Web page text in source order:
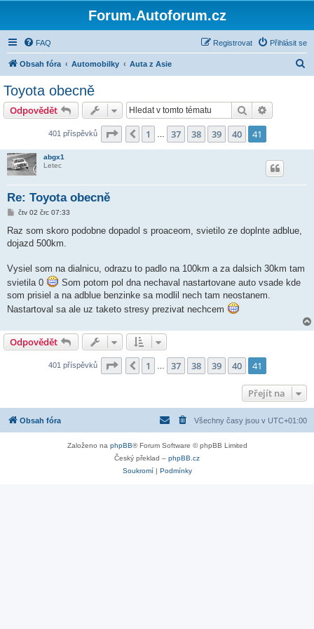
Forum.Autoforum.cz
FAQ Přihlásit se
Registrovat
Obsah fóra Automobilky Auta z Asie
Toyota obecně
Odpovědět Hledat
401 příspěvků Stránka 41 z41
Předchozí
1 37 38 39 40 41
abgx1
Letec
Re: Toyota obecně
P
í
p
e
k
čtv 02 črc 07:33
Raz som skoro podobne dopadol s proaceom, svietilo ze doplnte adblue,
dojazd 500km.
Vysiel som na dialnicu, odrazu to padlo na 100km a za dalsich 30km tam
svietila 0
Som potom pol dna nechaval nastartovane auto vsade kde
som prisiel a na adblue benzinke sa modlil nech tam neostanem.
Nastartoval sa ale uz taketo stresy prezivat nechcem
Odpovědět
401 příspěvků Stránka 41 z41
Předchozí
1 37 38 39 40 41
Přejít na
Obsah fóra Všechny časy jsou v UTC+01:00
Založeno na phpBB® Forum Software © phpBB Limited
Český překlad – phpBB.cz
Soukromí| Podmínky